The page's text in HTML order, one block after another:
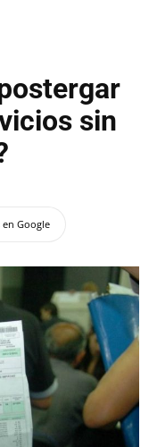
sin
en Google